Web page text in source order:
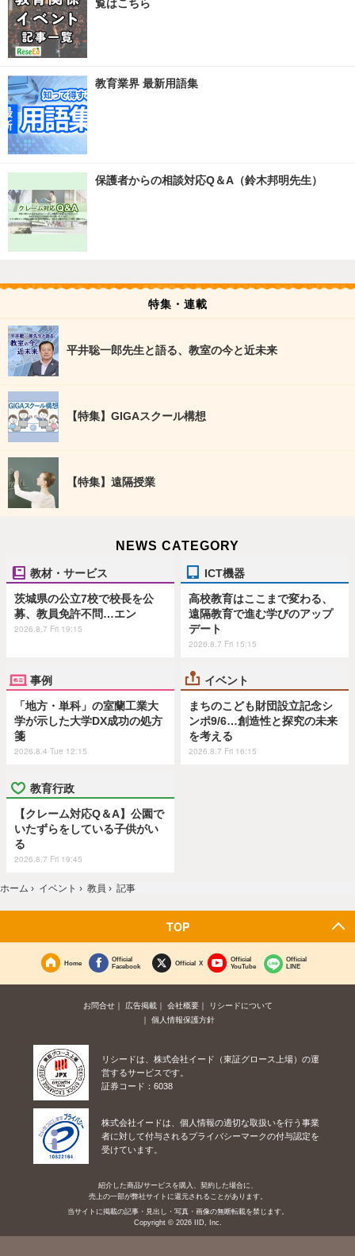
覧はこちら
教育業界 最新用語集
保護者からの相談対応Q＆A（鈴木邦明先生）
特集・連載
平井聡一郎先生と語る、教室の今と近未来
【特集】GIGAスクール構想
【特集】遠隔授業
NEWS CATEGORY
教材・サービス
茨城県の公立7校で校長を公
募、教員免許不問…エン
2026.8.7 Fri 19:15
ICT機器
高校教育はここまで変わる、
遠隔教育で進む学びのアップ
デート
2026.8.7 Fri 15:15
事例
「地方・単科」の室蘭工業大
学が示した大学DX成功の処方
箋
2026.8.4 Tue 12:15
イベント
まちのこども財団設立記念シ
ンポ9/6…創造性と探究の未来
を考える
2026.8.7 Fri 16:15
教育行政
【クレーム対応Q＆A】公園で
いたずらをしている子供がい
る
2026.8.7 Fri 19:45
ホーム › イベント › 教員 › 記事
TOP
Home
Official
Facebook
Official X
Official
YouTube
Official
LINE
お問合せ 広告掲載 会社概要
リシードについて
個人情報保護方針
リシードは、株式会社イード（東証グロース上場）の運
営するサービスです。
証券コード：6038
株式会社イードは、個人情報の適切な取扱いを行う事業
者に対して付与されるプライバシーマークの付与認定を
受けています。
紹介した商品/サービスを購入、契約した場合に、
売上の一部が弊社サイトに還元されることがあります。
当サイトに掲載の記事・見出し・写真・画像の無断転載を禁じます。
Copyright © 2026 IID, Inc.